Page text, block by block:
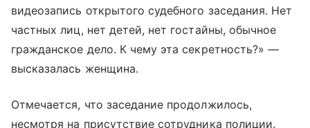
видеозапись открытого судебного заседания. Нет
частных лиц, нет детей, нет гостайны, обычное
гражданское дело. К чему эта секретность?» —
высказалась женщина.
Отмечается, что заседание продолжилось,
несмотря на присутствие сотрудника полиции.